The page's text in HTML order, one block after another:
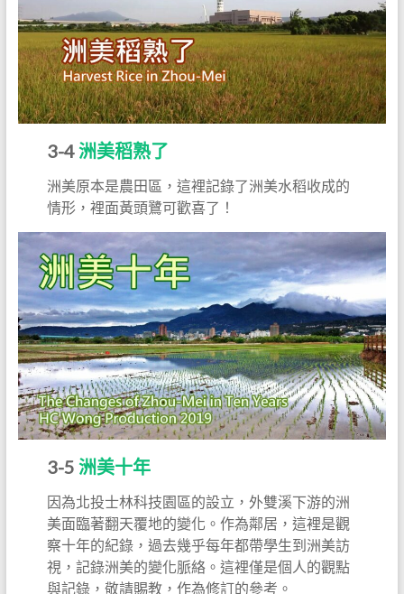
3-4洲美稻熟了
洲美原本是農田區，這裡記錄了洲美水稻收成的
情形，裡面黃頭鷺可歡喜了！
3-5洲美十年
因為北投士林科技園區的設立，外雙溪下游的洲
美面臨著翻天覆地的變化。作為鄰居，這裡是觀
察十年的紀錄，過去幾乎每年都帶學生到洲美訪
視，記錄洲美的變化脈絡。這裡僅是個人的觀點
與記錄，敬請賜教，作為修訂的參考。